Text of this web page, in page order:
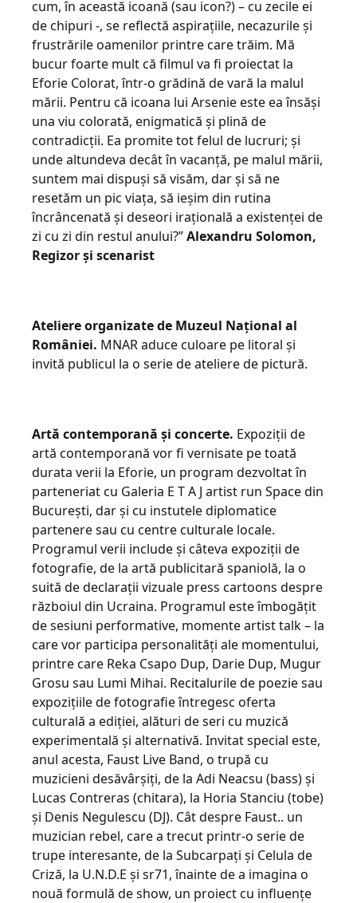
cum, în această icoană (sau icon?) – cu zecile ei
de chipuri -, se reflectă aspirațiile, necazurile și
frustrările oamenilor printre care trăim. Mă
bucur foarte mult că filmul va fi proiectat la
Eforie Colorat, într-o grădină de vară la malul
mării. Pentru că icoana lui Arsenie este ea însăși
una viu colorată, enigmatică și plină de
contradicții. Ea promite tot felul de lucruri; și
unde altundeva decât în vacanță, pe malul mării,
suntem mai dispuși să visăm, dar și să ne
resetăm un pic viața, să ieșim din rutina
încrâncenată și deseori irațională a existenței de
zi cu zi din restul anului?”Alexandru Solomon,
Regizor și scenarist
Ateliere organizate de Muzeul Național al
României. MNAR aduce culoare pe litoral și
invită publicul la o serie de ateliere de pictură.
Artă contemporană și concerte. Expoziții de
artă contemporană vor fi vernisate pe toată
durata verii la Eforie, un program dezvoltat în
parteneriat cu Galeria E T A J artist run Space din
București, dar și cu instutele diplomatice
partenere sau cu centre culturale locale.
Programul verii include și câteva expoziții de
fotografie, de la artă publicitară spaniolă, la o
suită de declarații vizuale press cartoons despre
războiul din Ucraina. Programul este îmbogățit
de sesiuni performative, momente artist talk – la
care vor participa personalități ale momentului,
printre care Reka Csapo Dup, Darie Dup, Mugur
Grosu sau Lumi Mihai. Recitalurile de poezie sau
expozițiile de fotografie întregesc oferta
culturală a ediției, alături de seri cu muzică
experimentală și alternativă. Invitat special este,
anul acesta, Faust Live Band, o trupă cu
muzicieni desăvârșiți, de la Adi Neacsu (bass) și
Lucas Contreras (chitara), la Horia Stanciu (tobe)
și Denis Negulescu (DJ). Cât despre Faust.. un
muzician rebel, care a trecut printr-o serie de
trupe interesante, de la Subcarpați și Celula de
Criză, la U.N.D.E și sr71, înainte de a imagina o
nouă formulă de show, un proiect cu influențe